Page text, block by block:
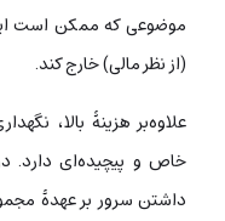
موضوعی که ممکن است این
(از نظر مالی) خارج کند.
علاوه‌بر هزینۀ بالا،
خاص و پیچیده‌ای دارد.
داشتن سرور بر عهدۀ